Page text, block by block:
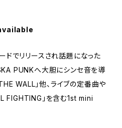
でリリースされ話題になった
PUNKへ大胆にシンセ音を導
WALL」他、ライブの定番曲や
FIGHTING」を含む1st mini